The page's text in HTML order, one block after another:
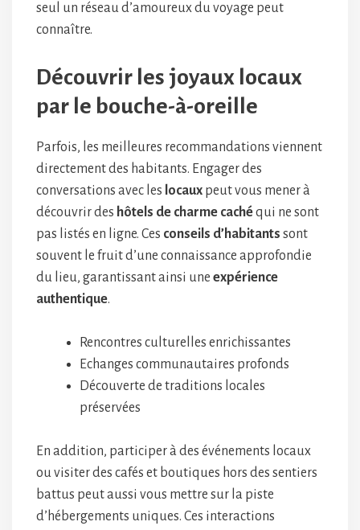
seul un réseau d’amoureux du voyage peut
connaître.
Découvrir les joyaux locaux
par le bouche-à-oreille
Parfois, les meilleures recommandations viennent
directement des habitants. Engager des
conversations avec les locaux peut vous mener à
découvrir des hôtels de charme cachéqui ne sont
pas listés en ligne. Ces conseils d’habitants sont
souvent le fruit d’une connaissance approfondie
du lieu, garantissant ainsi une expérience
authentique.
Rencontres culturelles enrichissantes
Echanges communautaires profonds
Découverte de traditions locales
préservées
En addition, participer à des événements locaux
ou visiter des cafés et boutiques hors des sentiers
battus peut aussi vous mettre sur la piste
d’hébergements uniques. Ces interactions